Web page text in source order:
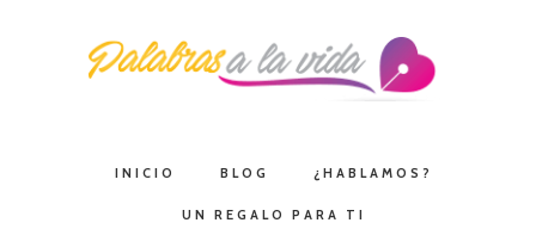
contenido
INICIO BLOG ¿HABLAMOS?
UN REGALO PARA TI